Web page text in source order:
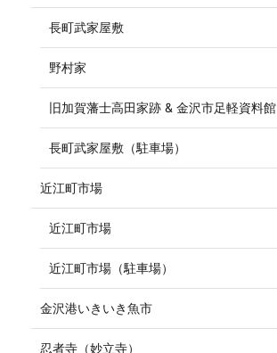
長町武家屋敷
野村家
旧加賀藩士高田家跡 & 金沢市足軽資料館
長町武家屋敷（駐車場）
近江町市場
近江町市場
近江町市場（駐車場）
金沢港いきいき魚市
忍者寺（妙立寺）